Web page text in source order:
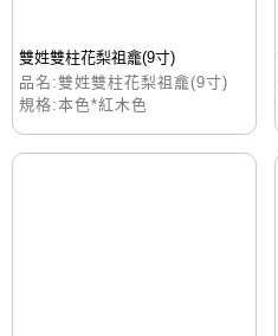
雙姓雙柱花梨祖龕(9寸)
品名:雙姓雙柱花梨祖龕(9寸)
規格:本色*紅木色